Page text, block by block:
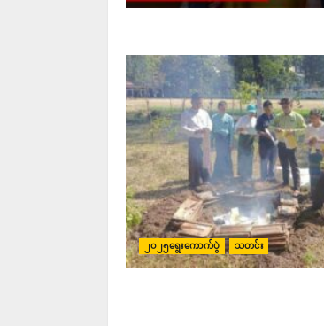
၂၀၂၅ရွေးကောက်ပွဲ သတင်း